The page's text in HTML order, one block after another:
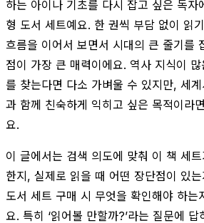
하는 아이나 기초를 다시 잡고 싶은 독자
형 도서 세트예요. 한 권씩 부담 없이 읽
흐름을 이어서 보면서 시대의 큰 줄기를
점이 가장 큰 매력이에요. 역사 지식이
를 찾는다면 다소 가벼울 수 있지만, 세
과 함께 친숙하게 익히고 싶은 목적이라
요.
이 글에서는 검색 의도에 맞춰 이 책 세
한지, 실제로 읽을 때 어떤 장단점이 있
도서 세트 구매 시 무엇을 확인해야 하는
요. 특히 ‘읽어볼 만할까?’라는 질문에